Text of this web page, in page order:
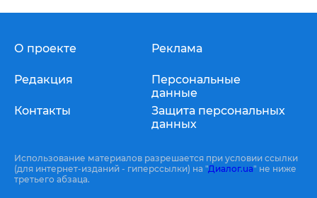
О проекте
Редакция
Контакты
Реклама
Персональные
данные
Защита персональных
данных
Использование материалов разрешается при условии ссылки
(для интернет-изданий - гиперссылки) на "Диалог.ua" не ниже
третьего абзаца.